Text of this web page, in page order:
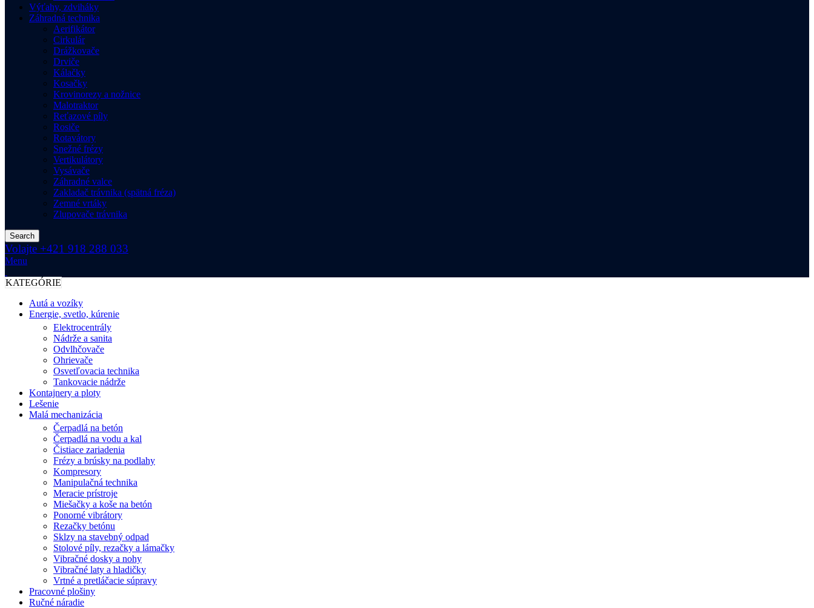
Výťahy, zdviháky
Záhradná technika
Aerifikátor
Cirkulár
Drážkovače
Drviče
Kálačky
Kosačky
Krovinorezy a nožnice
Malotraktor
Reťazové píly
Rosiče
Rotavátory
Snežné frézy
Vertikulátory
Vysávače
Záhradné valce
Zakladač trávnika (spätná fréza)
Zemné vrtáky
Zlupovače trávnika
Search
Volajte +421 918 288 033
Menu
KATEGÓRIE
Autá a vozíky
Energie, svetlo, kúrenie
Elektrocentrály
Nádrže a sanita
Odvlhčovače
Ohrievače
Osvetľovacia technika
Tankovacie nádrže
Kontajnery a ploty
Lešenie
Malá mechanizácia
Čerpadlá na betón
Čerpadlá na vodu a kal
Čistiace zariadenia
Frézy a brúsky na podlahy
Kompresory
Manipulačná technika
Meracie prístroje
Miešačky a koše na betón
Ponorné vibrátory
Rezačky betónu
Sklzy na stavebný odpad
Stolové píly, rezačky a lámačky
Vibračné dosky a nohy
Vibračné laty a hladičky
Vrtné a pretláčacie súpravy
Pracovné plošiny
Ručné náradie